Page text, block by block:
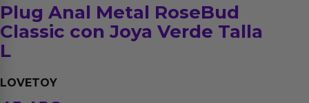
Plug Anal Metal RoseBud
Classic con Joya Verde Talla
L
LOVETOY